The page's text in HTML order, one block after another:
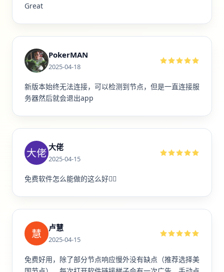
Great
PokerMAN
2025-04-18
新版本始终无法连接，可以检测到节点，但是一直连接服
务器然后就会退出app
大佬
2025-04-15
免费软件怎么能做的这么好👍🏻
卢慧
2025-04-15
免费好用，除了部分节点响应慢外没有缺点（推荐选择美